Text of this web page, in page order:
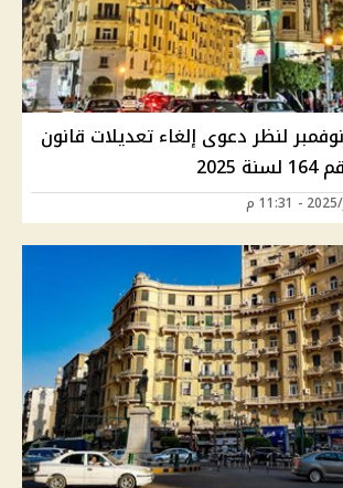
تحديد جلسة 8 نوفمبر لنظر دعوى إلغاء تعديلات قانون